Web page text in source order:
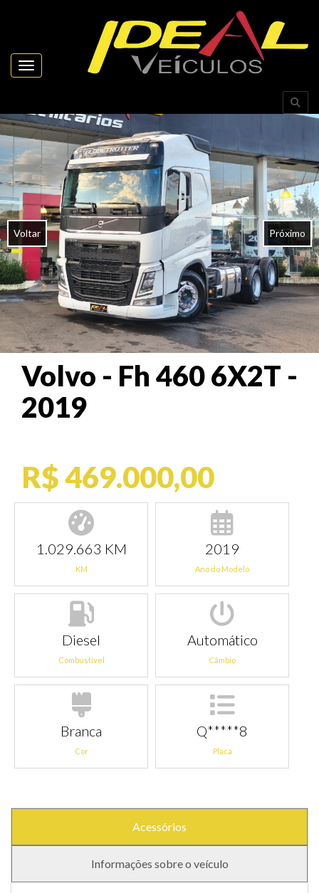
Toggle navigation
Voltar Próximo
Volvo - Fh 460 6X2T -
2019
R$ 469.000,00
1.029.663 KM
KM
2019
Ano do Modelo
Diesel
Combustível
Automático
Câmbio
Branca
Cor
Q*****8
Placa
Acessórios
Informações sobre o veículo